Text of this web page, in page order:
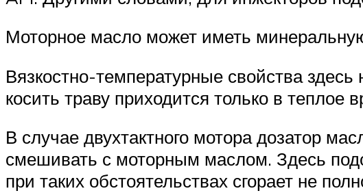
Моторное масло может иметь
Вязкостно-температурные свойства
косить траву приходится только в
В случае двухтактного мотора дозатор
смешивать с моторным маслом. Здесь
при таких обстоятельствах сгорает не